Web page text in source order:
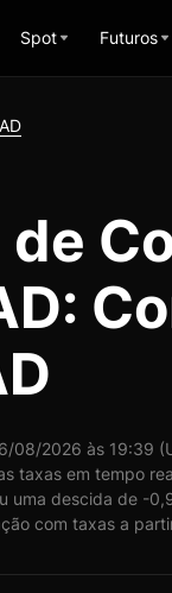
Spot Futuros
08/2026 às 19:39
taxas em tempo
uma descida de -
com taxas a